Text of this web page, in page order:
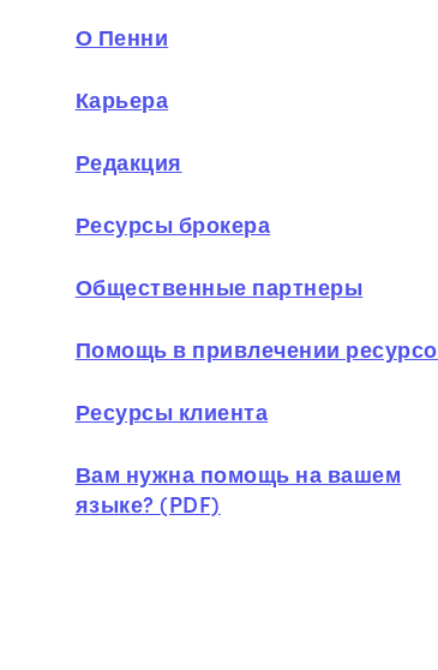
О Пенни
Карьера
Редакция
Ресурсы брокера
Общественные партнеры
Помощь в привлечении
Ресурсы клиента
Вам нужна помощь на вашем
языке? (PDF)